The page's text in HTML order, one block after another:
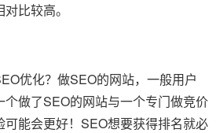
比较高。
优化？做SEO的网站，一般用户
做了SEO的网站与一个专门做竞价
可能会更好！SEO想要获得排名就必